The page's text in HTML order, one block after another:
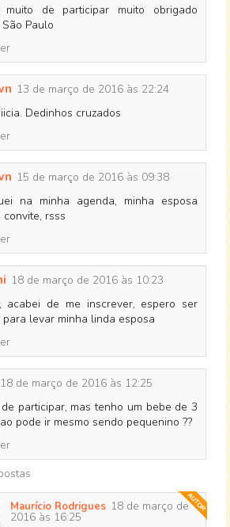
muito de participar muito obrigado
Paulo
13 de março de 2016 às 22:24
Dedinhos cruzados
15 de março de 2016 às 09:38
na minha agenda, minha esposa
rsss
18 de março de 2016 às 10:23
acabei de me inscrever, espero ser
levar minha linda esposa
18 de março de 2016 às 12:25
participar, mas tenho um bebe de 3
pode ir mesmo sendo pequenino ??
Maurício Rodrigues 18 de março de
2016 às 16:25